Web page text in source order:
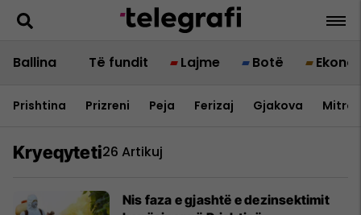
Ballina Të fundit Lajme Botë
Prishtina Prizreni Peja Ferizaj Gjakova
Kryeqyteti26 Artikuj
Nis faza e gjashtë e dezinsektimit